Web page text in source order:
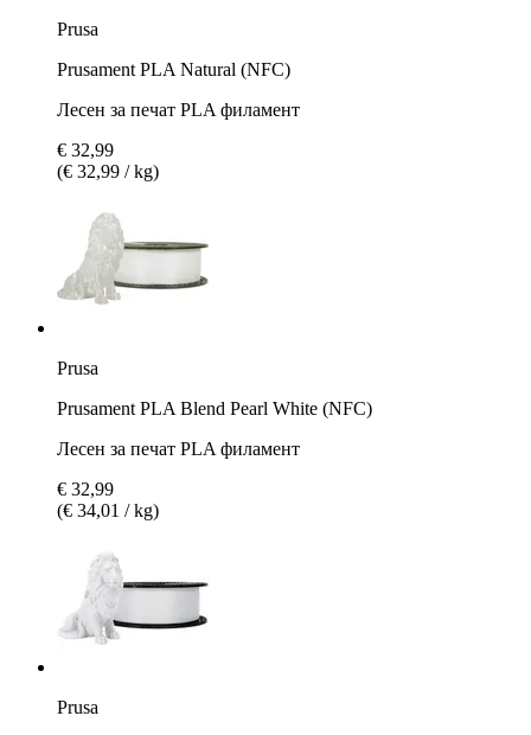
Prusa
Prusament PLA Natural (NFC)
Лесен за печат PLA филамент
€ 32,99
(€ 32,99 / kg)
Prusa
Prusament PLA Blend Pearl White (NFC)
Лесен за печат PLA филамент
€ 32,99
(€ 34,01 / kg)
Prusa